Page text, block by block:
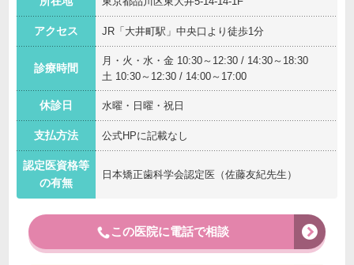
アクセス JR「大井町駅」中央口より徒歩1分
診療時間
月・火・水・金 10:30～12:30 / 14:30～18:30
土 10:30～12:30 / 14:00～17:00
休診日 水曜・日曜・祝日
支払方法 公式HPに記載なし
認定医資格等
の有無
日本矯正歯科学会認定医（佐藤友紀先生）
この医院に電話で相談